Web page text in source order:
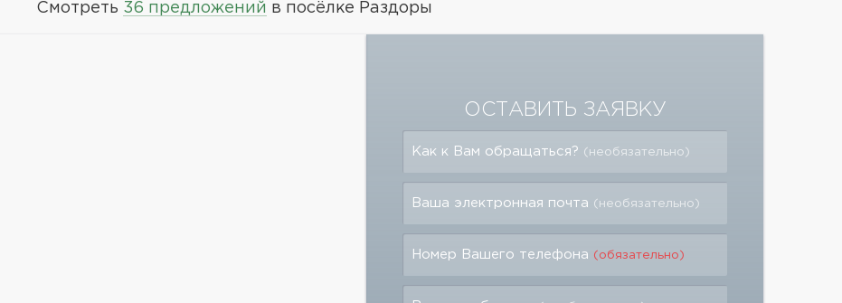
Смотреть 36 предложений в посёлке Раздоры
ОСТАВИТЬ ЗАЯВКУ
Как к Вам обращаться? (необязательно)
Ваша электронная почта (необязательно)
Номер Вашего телефона (обязательно)